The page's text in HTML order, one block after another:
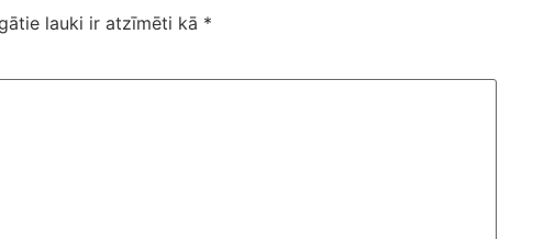
lauki ir atzīmēti kā *